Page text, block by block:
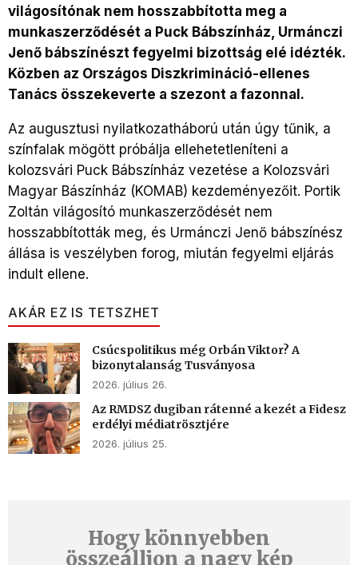
világosítónak nem hosszabbította meg a
munkaszerződését a Puck Bábszínház, Urmánczi
Jenő bábszínészt fegyelmi bizottság elé idézték.
Közben az Országos Diszkrimináció-ellenes
Tanács összekeverte a szezont a fazonnal.
Az augusztusi nyilatkozatháború után úgy tűnik, a
színfalak mögött próbálja ellehetetleníteni a
kolozsvári Puck Bábszínház vezetése a Kolozsvári
Magyar Bászínház (KOMAB) kezdeményezőit. Portik
Zoltán világosító munkaszerződését nem
hosszabbították meg, és Urmánczi Jenő bábszínész
állása is veszélyben forog, miután fegyelmi eljárás
indult ellene.
AKÁR EZ IS TETSZHET
Csúcspolitikus még Orbán Viktor? A
bizonytalanság Tusványosa
2026. július 26.
Az RMDSZ dugiban rátenné a kezét a Fidesz
erdélyi médiatrösztjére
2026. július 25.
Hogy könnyebben
összeálljon a nagy kép